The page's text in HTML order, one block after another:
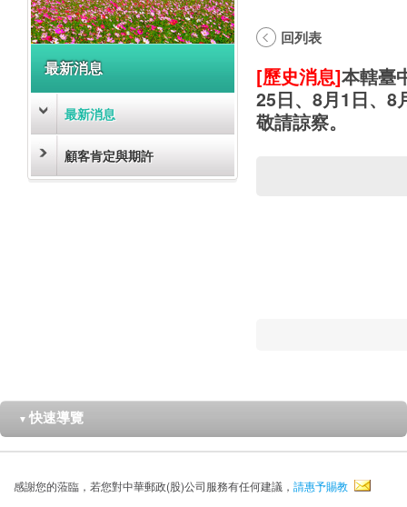
最新消息
最新消息
顧客肯定與期許
回列表
[歷史消息]本轄臺
25日、8月1日、8
敬請諒察。
▼ 快速導覽
感謝您的蒞臨，若您對中華郵政(股)公司服務有任何建議， 請惠予賜教